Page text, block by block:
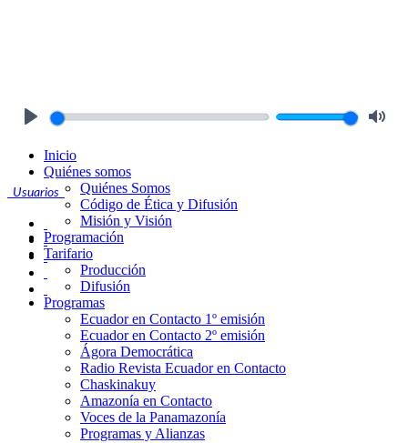
Usuarios
Inicio
Quiénes somos
Quiénes Somos
Código de Ética y Difusión
Misión y Visión
Programación
Tarifario
Producción
Difusión
Programas
Ecuador en Contacto 1º emisión
Ecuador en Contacto 2º emisión
Ágora Democrática
Radio Revista Ecuador en Contacto
Chaskinakuy
Amazonía en Contacto
Voces de la Panamazonía
Programas y Alianzas